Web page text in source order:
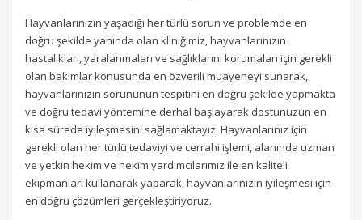
Hayvanlarınızın yaşadığı her türlü sorun ve problemde en
doğru şekilde yanında olan kliniğimiz, hayvanlarınızın
hastalıkları, yaralanmaları ve sağlıklarını korumaları için gerekli
olan bakımlar konusunda en özverili muayeneyi sunarak,
hayvanlarınızın sorununun tespitini en doğru şekilde yapmakta
ve doğru tedavi yöntemine derhal başlayarak dostunuzun en
kısa sürede iyileşmesini sağlamaktayız. Hayvanlarınız için
gerekli olan her türlü tedaviyi ve cerrahi işlemi, alanında uzman
ve yetkin hekim ve hekim yardımcılarımız ile en kaliteli
ekipmanları kullanarak yaparak, hayvanlarınızın iyileşmesi için
en doğru çözümleri gerçekleştiriyoruz.